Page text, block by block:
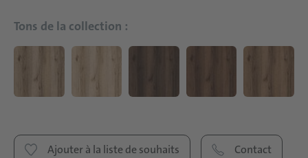
Tons de la collection :
Ajouter à la liste de souhaits Contact